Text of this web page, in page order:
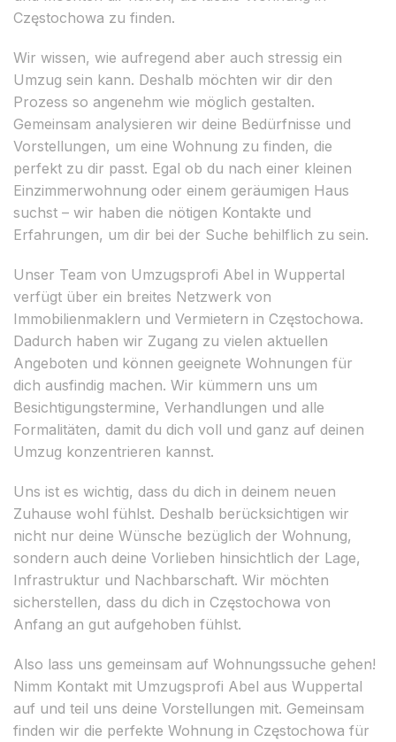
Częstochowa zu finden.
Wir wissen, wie aufregend aber auch stressig ein
Umzug sein kann. Deshalb möchten wir dir den
Prozess so angenehm wie möglich gestalten.
Gemeinsam analysieren wir deine Bedürfnisse und
Vorstellungen, um eine Wohnung zu finden, die
perfekt zu dir passt. Egal ob du nach einer kleinen
Einzimmerwohnung oder einem geräumigen Haus
suchst – wir haben die nötigen Kontakte und
Erfahrungen, um dir bei der Suche behilflich zu sein.
Unser Team von Umzugsprofi Abel in Wuppertal
verfügt über ein breites Netzwerk von
Immobilienmaklern und Vermietern in Częstochowa.
Dadurch haben wir Zugang zu vielen aktuellen
Angeboten und können geeignete Wohnungen für
dich ausfindig machen. Wir kümmern uns um
Besichtigungstermine, Verhandlungen und alle
Formalitäten, damit du dich voll und ganz auf deinen
Umzug konzentrieren kannst.
Uns ist es wichtig, dass du dich in deinem neuen
Zuhause wohl fühlst. Deshalb berücksichtigen wir
nicht nur deine Wünsche bezüglich der Wohnung,
sondern auch deine Vorlieben hinsichtlich der Lage,
Infrastruktur und Nachbarschaft. Wir möchten
sicherstellen, dass du dich in Częstochowa von
Anfang an gut aufgehoben fühlst.
Also lass uns gemeinsam auf Wohnungssuche gehen!
Nimm Kontakt mit Umzugsprofi Abel aus Wuppertal
auf und teil uns deine Vorstellungen mit. Gemeinsam
finden wir die perfekte Wohnung in Częstochowa für